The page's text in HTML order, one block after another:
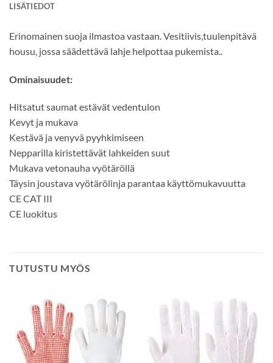
LISÄTIEDOT
Erinomainen suoja ilmastoa vastaan. Vesitiivis,tuulenpitävä
housu, jossa säädettävä lahje helpottaa pukemista..
Ominaisuudet:
Hitsatut saumat estävät vedentulon
Kevyt ja mukava
Kestävä ja venyvä pyyhkimiseen
Nepparilla kiristettävät lahkeiden suut
Mukava vetonauha vyötäröllä
Täysin joustava vyötärölinja parantaa käyttömukavuutta
CE CAT III
CE luokitus
TUTUSTU MYÖS